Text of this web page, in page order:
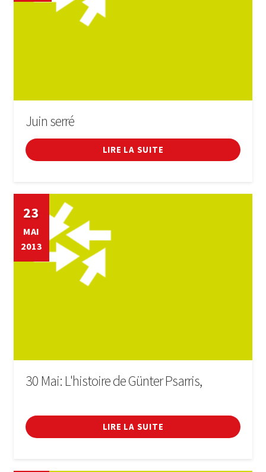
Juin serré
LIRE LA SUITE
23
MAI
2013
30 Mai: L'histoire de Günter Psarris,
LIRE LA SUITE